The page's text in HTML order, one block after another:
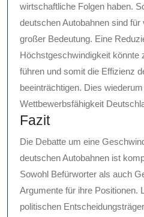
wirtschaftliche Folgen haben.
deutschen Autobahnen sind
großer Bedeutung. Eine
Höchstgeschwindigkeit könnte
führen und somit die Effizienz
beeinträchtigen. Dies
Wettbewerbsfähigkeit
Fazit
Die Debatte um eine
deutschen Autobahnen ist
Sowohl Befürworter als auch
Argumente für ihre Positionen.
politischen